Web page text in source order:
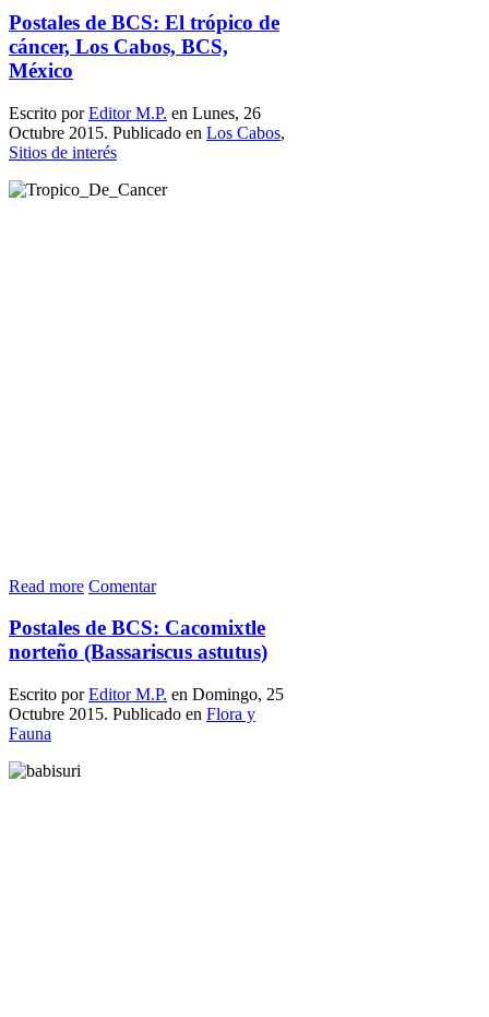
Postales de BCS: El trópico de
cáncer, Los Cabos, BCS,
México
Escrito porEditor M.P. en Lunes, 26
Octubre 2015. Publicado en Los Cabos,
Sitios de interés
Read more Comentar
Postales de BCS: Cacomixtle
norteño (Bassariscus astutus)
Escrito porEditor M.P. en Domingo, 25
Octubre 2015. Publicado en Flora y
Fauna